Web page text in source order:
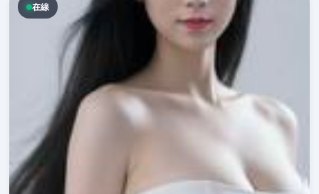
在線